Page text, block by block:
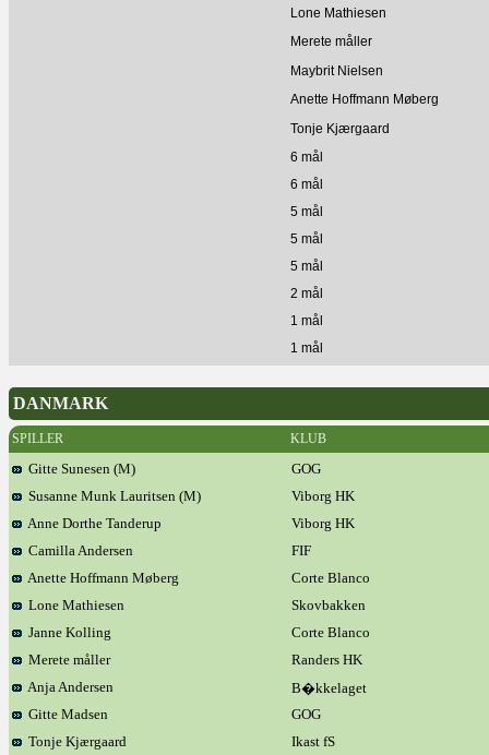
Lone Mathiesen
Merete måller
Maybrit Nielsen
Anette Hoffmann Møberg
Tonje Kjærgaard
6 mål
6 mål
5 mål
5 mål
5 mål
2 mål
1 mål
1 mål
DANMARK
SPILLER KLUB
Gitte Sunesen (M)
GOG
Susanne Munk Lauritsen (M)
Viborg HK
Anne Dorthe Tanderup
Viborg HK
Camilla Andersen
FIF
Anette Hoffmann Møberg
Corte Blanco
Lone Mathiesen
Skovbakken
Janne Kolling
Corte Blanco
Merete måller
Randers HK
Anja Andersen
B�kkelaget
Gitte Madsen
GOG
Tonje Kjærgaard
Ikast fS